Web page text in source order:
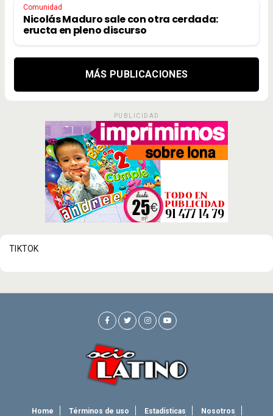
Comunidad
Nicolás Maduro sale con otra cerdada:
eructa en pleno discurso
MÁS PUBLICACIONES
PUBLICIDAD
TIKTOK
Home Términos de uso Estadísticas Nosotros